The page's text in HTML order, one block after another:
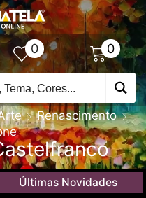
0 0
Renascimento
Últimas Novidades